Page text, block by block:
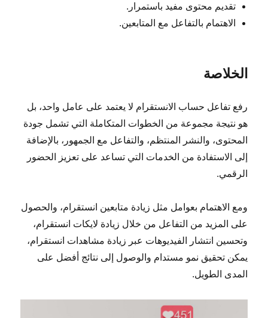
تقديم محتوى مفيد باستمرار.
الاهتمام بالتفاعل مع المتابعين.
الخلاصة
رفع تفاعل حساب الانستقرام لا يعتمد على عامل واحد، بل
هو نتيجة مجموعة من الخطوات المتكاملة التي تشمل جودة
المحتوى، والنشر المنتظم، والتفاعل مع الجمهور، بالإضافة
إلى الاستفادة من الخدمات التي تساعد على تعزيز الحضور
الرقمي.
ومع الاهتمام بعوامل مثل زيادة متابعين انستقرام، والحصول
على المزيد من التفاعل من خلال زيادة لايكات انستقرام،
وتحسين انتشار الفيديوهات عبر زيادة مشاهدات انستقرام،
يمكن تحقيق نمو مستدام والوصول إلى نتائج أفضل على
المدى الطويل.